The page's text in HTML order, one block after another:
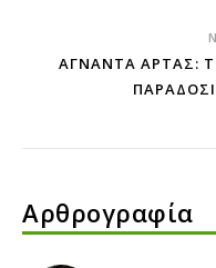
ΆΓΝΑΝΤΑ ΆΡΤΑΣ:
Αρθρογραφία